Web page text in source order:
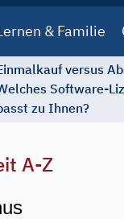
& Familie
versus
Software-
zu Ihnen?
A-Z